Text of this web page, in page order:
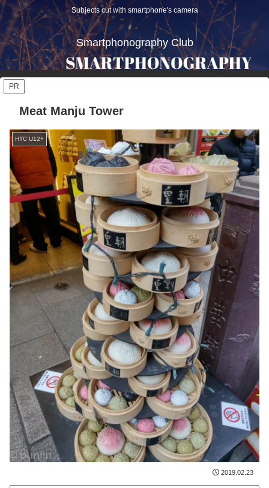
Subjects cut with smartphone's camera
Smartphonography Club
PR
Meat Manju Tower
HTC U12+
2019.02.23